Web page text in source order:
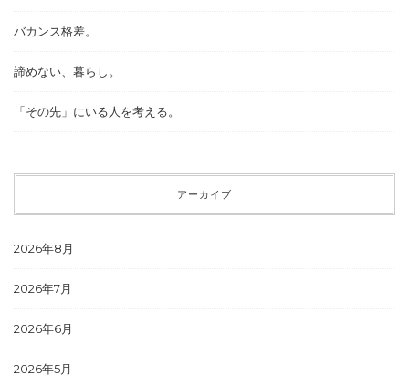
バカンス格差。
諦めない、暮らし。
「その先」にいる人を考える。
アーカイブ
2026年8月
2026年7月
2026年6月
2026年5月